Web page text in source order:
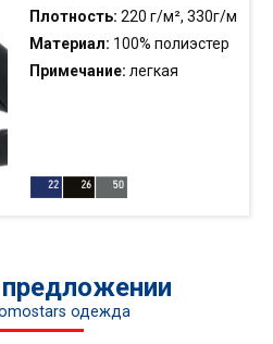
Плотность: 220 г/м², 330г/м
Материал: 100% полиэстер
Примечание: легкая
строчка; анти-пиллинг флис
одежда